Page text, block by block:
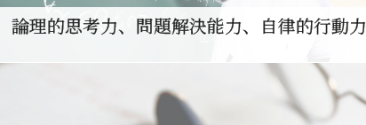
論理的思考力、問題解決能力、自律的行動力